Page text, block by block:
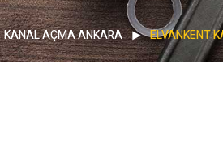
KANAL AÇMA ANKARA ELVANKENT